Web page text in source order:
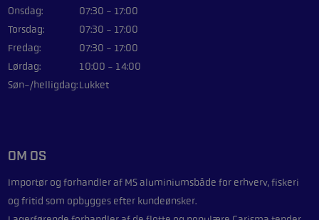
Onsdag:
07:30 - 17:00
Torsdag:
07:30 - 17:00
Fredag:
07:30 - 17:00
Lørdag:
10:00 - 14:00
Søn-/helligdag:Lukket
OM OS
Importør og forhandler af MS aluminiumsbåde for erhverv, fiskeri
og fritid som opbygges efter kundeønsker.